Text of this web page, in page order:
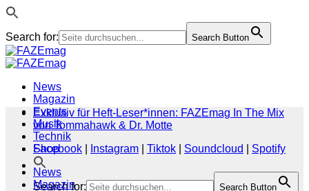
Search for: Search Button
Zum
Inhalt
News
Magazin
Events
Musik
Technik
Shop
Search for: Search Button
Exklusiv für Heft-Leser*innen: FAZEmag In The Mix
von Tommahawk & Dr. Motte
Facebook
Instagram Tiktok Soundcloud
Spotify
News
Magazin